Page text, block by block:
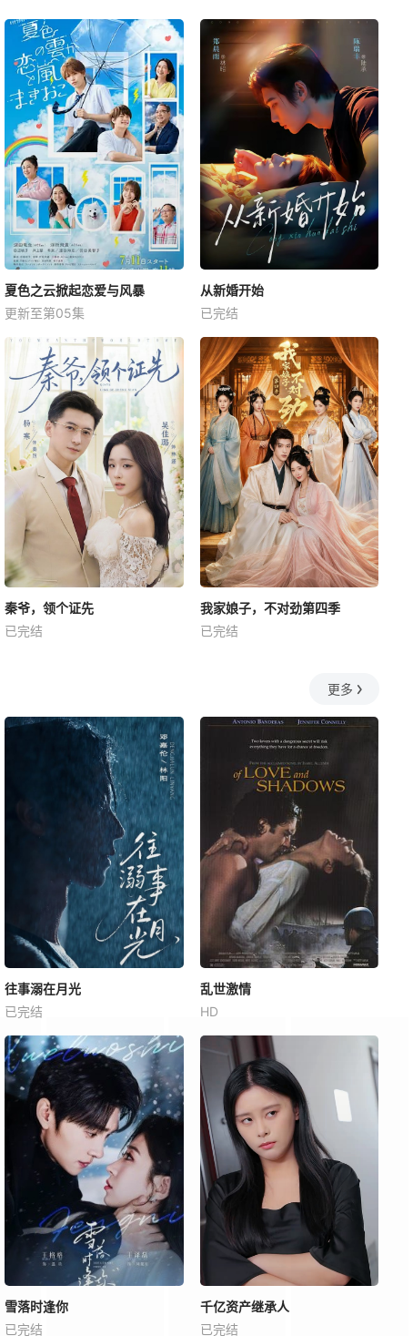
夏色之云掀起恋爱与风暴
更新至第05集
从新婚开始
已完结
秦爷，领个证先
已完结
我家娘子，不对劲第四季
已完结
更多
往事溺在月光
已完结
乱世激情
HD
雪落时逢你
已完结
千亿资产继承人
已完结